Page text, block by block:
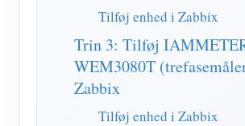
Fabrikkens energiovervågning
Dokument
Tutorial video
FAQ
Udvikler
Udforske
Belønningsprogram
Kontakt
Om os
Tilføj enhed i Zabbix
Trin 3: Tilføj
WEM3080T
Zabbix
Tilføj enhed i Zabbix